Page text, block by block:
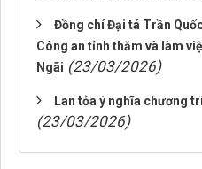
Đồng chí Đại tá Trần
Công an tỉnh thăm và làm
Ngãi (23/03/2026)
Lan tỏa ý nghĩa chương
(23/03/2026)